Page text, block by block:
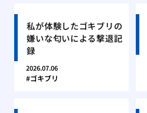
私が体験したゴキブリの
嫌いな匂いによる撃退記
録
2026.07.06
ゴキブリ